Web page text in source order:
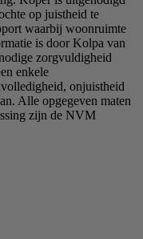
op juistheid te
waarbij woonruimte
is door Kolpa van
zorgvuldigheid
enkele
onjuistheid
Alle opgegeven maten
zijn de NVM